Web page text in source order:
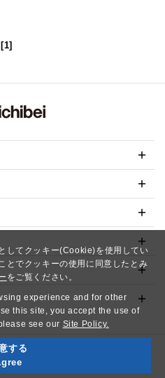
してクッキー(Cookie)を使用してい
とでクッキーの使用に同意したとみ
をご覧ください。
experience and for other
this site, you accept the use of
see our Site Policy.
する
[1]
All Rights Reserved.